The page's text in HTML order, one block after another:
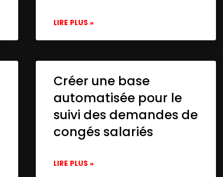
LIRE PLUS »
Créer une base
automatisée pour le
suivi des demandes de
congés salariés
LIRE PLUS »